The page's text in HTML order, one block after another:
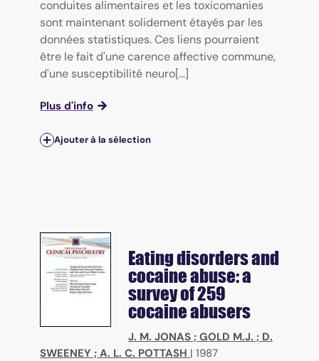
conduites alimentaires et les toxicomanies
sont maintenant solidement étayés par les
données statistiques. Ces liens pourraient
être le fait d'une carence affective commune,
d'une susceptibilité neuro[...]
Plus d'info
Ajouter à la sélection
Eating disorders and
cocaine abuse: a
survey of 259
cocaine abusers
J. M. JONAS ; GOLD M.J. ; D.
SWEENEY ; A. L. C. POTTASH | 1987